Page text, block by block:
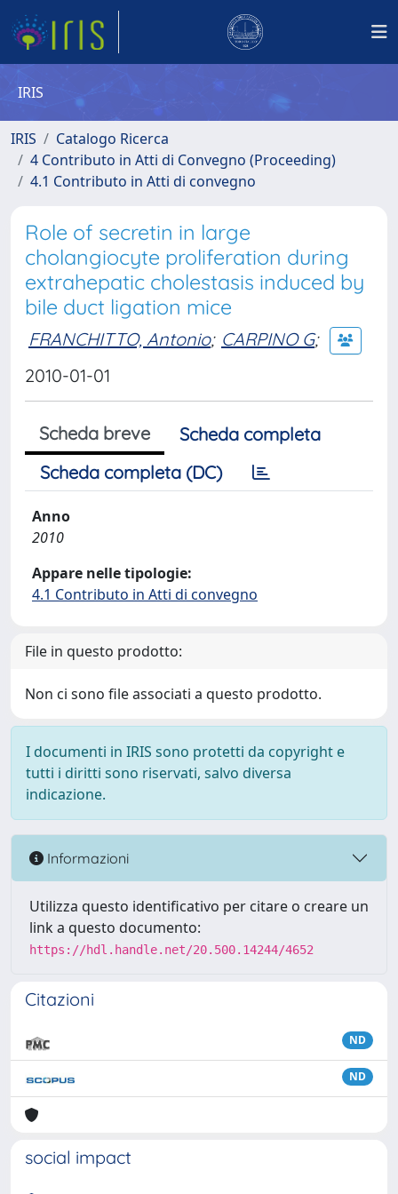
IRIS
IRIS
Catalogo Ricerca
4 Contributo in Atti di Convegno (Proceeding)
4.1 Contributo in Atti di convegno
Role of secretin in large
cholangiocyte proliferation during
extrahepatic cholestasis induced by
bile duct ligation mice
FRANCHITTO, Antonio; CARPINO G;
2010-01-01
Scheda breve
Scheda completa
Scheda completa (DC)
Anno
2010
Appare nelle tipologie:
4.1 Contributo in Atti di convegno
File in questo prodotto:
Non ci sono file associati a questo prodotto.
I documenti in IRIS sono protetti da copyright e
tutti i diritti sono riservati, salvo diversa
indicazione.
Informazioni
Utilizza questo identificativo per citare o creare un
link a questo documento:
https://hdl.handle.net/20.500.14244/4652
Citazioni
ND
ND
social impact